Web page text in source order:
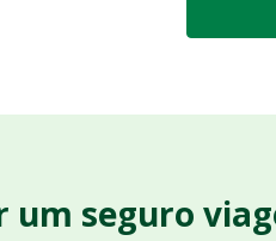
um seguro